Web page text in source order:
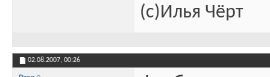
(с)Илья Чёрт
02.08.2007, 00:26